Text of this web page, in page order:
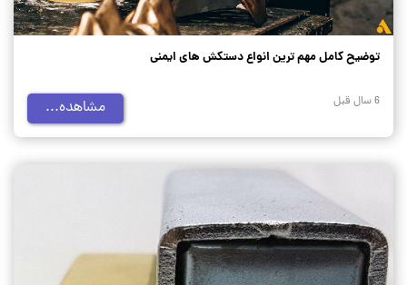
توضیح کامل مهم ترین انواع دستکش های ایمنی
6 سال قبل مشاهده...